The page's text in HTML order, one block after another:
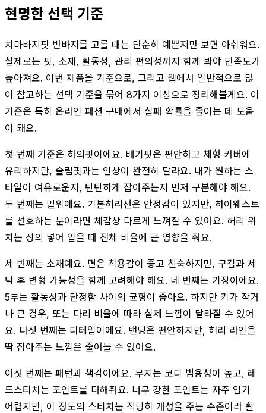
현명한 선택 기준
치마바지핏 반바지를 고를 때는 단순히 예쁜지만 보면 아쉬워요.
실제로는 핏, 소재, 활동성, 관리 편의성까지 함께 봐야 만족도가
높아져요. 이번 제품을 기준으로, 그리고 웹에서 일반적으로 많
이 참고하는 선택 기준을 묶어 8가지 이상으로 정리해볼게요. 이
기준은 특히 온라인 패션 구매에서 실패 확률을 줄이는 데 도움
이 돼요.
첫 번째 기준은 하의핏이에요. 배기핏은 편안하고 체형 커버에
유리하지만, 슬림핏과는 인상이 완전히 달라요. 내가 원하는 스
타일이 여유로운지, 탄탄하게 잡아주는지 먼저 구분해야 해요.
두 번째는 밑위예요. 기본허리선은 안정감이 있지만, 하이웨스트
를 선호하는 분이라면 체감상 다르게 느껴질 수 있어요. 허리 위
치는 상의 넣어 입을 때 전체 비율에 큰 영향을 줘요.
세 번째는 소재예요. 면은 착용감이 좋고 친숙하지만, 구김과 세
탁 후 변형 가능성을 함께 고려해야 해요. 네 번째는 기장이에요.
5부는 활동성과 단정함 사이의 균형이 좋아요. 하지만 키가 작거
나 큰 경우, 또는 다리 비율에 따라 실제 느낌이 달라질 수 있어
요. 다섯 번째는 디테일이에요. 밴딩은 편안하지만, 허리 라인을
딱 잡아주는 느낌은 줄어들 수 있어요.
여섯 번째는 패턴과 색감이에요. 무지는 코디 범용성이 높고, 레
드스티치는 포인트를 더해줘요. 너무 강한 포인트는 자주 입기
어렵지만, 이 정도의 스티치는 적당히 개성을 주는 수준이라 활